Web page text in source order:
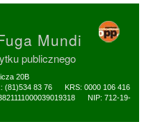
Mundi
publicznego
20B
(81)534 83 76 KRS: 0000 106 416
NIP: 712-19-